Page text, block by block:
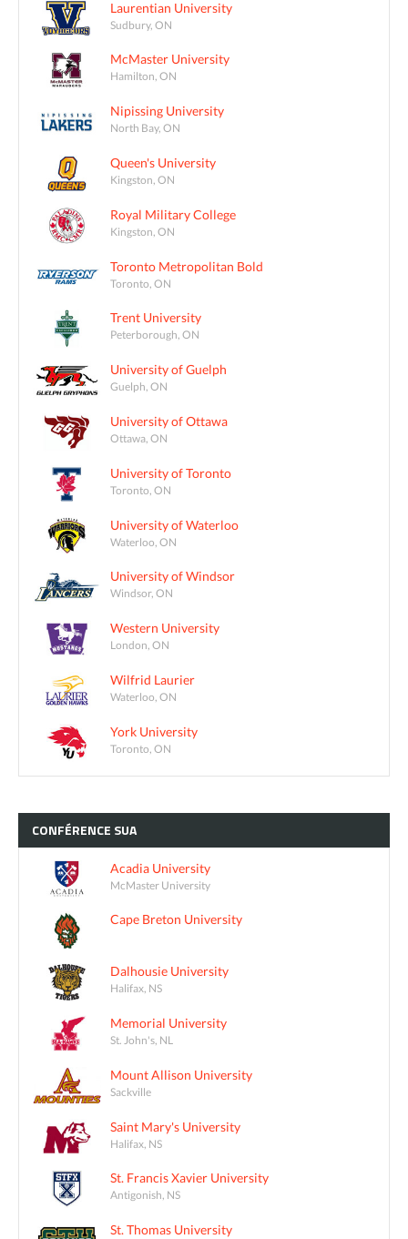
Laurentian University
Sudbury, ON
McMaster University
Hamilton, ON
Nipissing University
North Bay, ON
Queen's University
Kingston, ON
Royal Military College
Kingston, ON
Toronto Metropolitan Bold
Toronto, ON
Trent University
Peterborough, ON
University of Guelph
Guelph, ON
University of Ottawa
Ottawa, ON
University of Toronto
Toronto, ON
University of Waterloo
Waterloo, ON
University of Windsor
Windsor, ON
Western University
London, ON
Wilfrid Laurier
Waterloo, ON
York University
Toronto, ON
CONFÉRENCE SUA
Acadia University
McMaster University
Cape Breton University
Dalhousie University
Halifax, NS
Memorial University
St. John's, NL
Mount Allison University
Sackville
Saint Mary's University
Halifax, NS
St. Francis Xavier University
Antigonish, NS
St. Thomas University